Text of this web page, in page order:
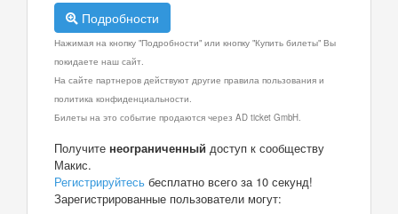
Подробности
Нажимая на кнопку "Подробности" или кнопку "Купить билеты" Вы
покидаете наш сайт.
На сайте партнеров действуют другие правила пользования и
политика конфиденциальности.
Билеты на это событие продаются через AD ticket GmbH.
Получите неограниченный доступ к сообществу
Макис.
Регистрируйтесь бесплатно всего за 10 секунд!
Зарегистрированные пользователи могут: